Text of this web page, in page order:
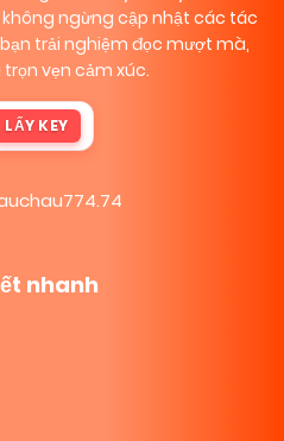
ngừng cập nhật các tác
trải nghiệm đọc mượt mà,
vẹn cảm xúc.
LẤY KEY
nhanh